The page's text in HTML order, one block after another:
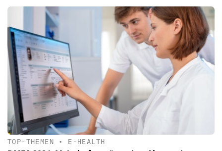
TOP-THEMEN • E-HEALTH